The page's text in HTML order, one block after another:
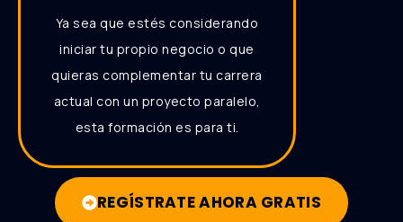
Ya sea que estés considerando
iniciar tu propio negocio o que
quieras complementar tu carrera
actual con un proyecto paralelo,
esta formación es para ti.
REGÍSTRATE AHORA GRATIS